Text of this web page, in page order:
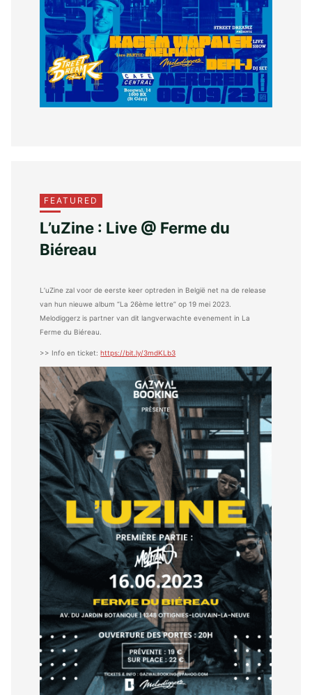
FEATURED
L’uZine : Live @ Ferme du
Biéreau
L’uZine zal voor de eerste keer optreden in België net na de release
van hun nieuwe album “La 26ème lettre” op 19 mei 2023.
Melodiggerz is partner van dit langverwachte evenement in La
Ferme du Biéreau.
>> Info en ticket:https://bit.ly/3mdKLb3